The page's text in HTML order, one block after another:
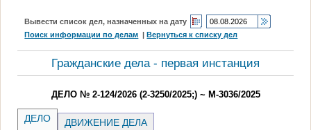
Вывести список дел, назначенных на дату
Поиск информации по делам |Вернуться к списку дел
Гражданские дела - первая инстанция
ДЕЛО № 2-124/2026 (2-3250/2025;) ~ М-3036/2025
ДЕЛО ДВИЖЕНИЕ ДЕЛА